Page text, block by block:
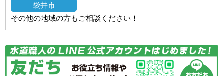
袋井市
その他の地域の方もご相談ください！